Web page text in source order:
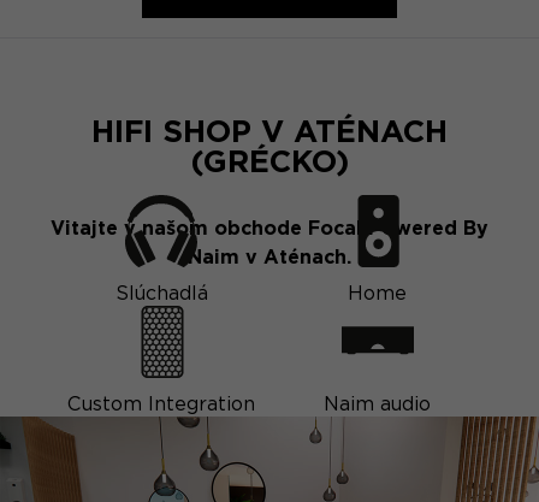
HIFI SHOP V ATÉNACH
(GRÉCKO)
Vitajte v našom obchode Focal Powered By
Naim v Aténach.
Slúchadlá
Home
Custom Integration Naim audio